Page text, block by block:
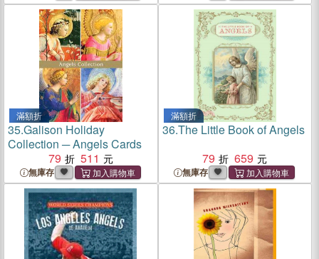
滿額折
35.Galison Holiday
Collection ─ Angels Cards
79
511
無庫存
滿額折
36.The Little Book of Angels
79
659
無庫存